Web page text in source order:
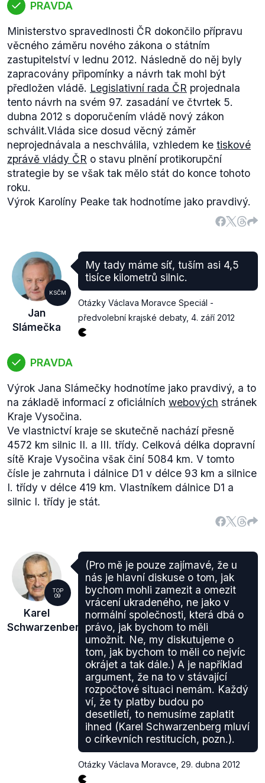
PRAVDA
Ministerstvo spravedlnosti ČR dokončilo přípravu
věcného záměru nového zákona o státním
zastupitelství v lednu 2012. Následně do něj byly
zapracovány připomínky a návrh tak mohl být
předložen vládě. Legislativní rada ČR projednala
tento návrh na svém 97. zasadání ve čtvrtek 5.
dubna 2012 s doporučením vládě nový zákon
schválit.Vláda sice dosud věcný záměr
neprojednávala a neschválila, vzhledem ke tiskové
zprávě vlády ČR o stavu plnění protikorupční
strategie by se však tak mělo stát do konce tohoto
roku.
Výrok Karolíny Peake tak hodnotíme jako pravdivý.
KSČM
Jan
Slámečka
My tady máme síť, tuším asi 4,5
tisíce kilometrů silnic.
Otázky Václava Moravce Speciál -
předvolební krajské debaty, 4. září 2012
PRAVDA
Výrok Jana Slámečky hodnotíme jako pravdivý, a to
na základě informací z oficiálních webových stránek
Kraje Vysočina.
Ve vlastnictví kraje se skutečně nachází přesně
4572 km silnic II. a III. třídy. Celková délka dopravní
sítě Kraje Vysočina však činí 5084 km. V tomto
čísle je zahrnuta i dálnice D1 v délce 93 km a silnice
I. třídy v délce 419 km. Vlastníkem dálnice D1 a
silnic I. třídy je stát.
TOP
09
Karel
Schwarzenberg
(Pro mě je pouze zajímavé, že u
nás je hlavní diskuse o tom, jak
bychom mohli zamezit a omezit
vrácení ukradeného, ne jako v
normální společnosti, která dbá o
právo, jak bychom to měli
umožnit. Ne, my diskutujeme o
tom, jak bychom to měli co nejvíc
okrájet a tak dále.) A je například
argument, že na to v stávající
rozpočtové situaci nemám. Každý
ví, že ty platby budou po
desetiletí, to nemusíme zaplatit
ihned (Karel Schwarzenberg mluví
o církevních restitucích, pozn.).
Otázky Václava Moravce 29. dubna 2012